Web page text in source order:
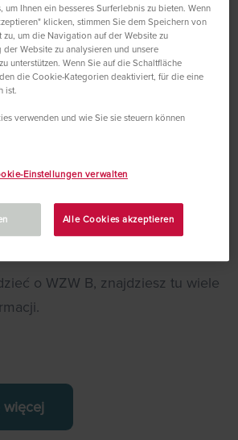
o WZW B, znajdziesz tu wiele
więcej
Ihnen ein besseres Surferlebnis zu bieten. Wenn
klicken, stimmen Sie dem Speichern von
zu, um die Navigation auf der Website zu
Website zu analysieren und unsere
unterstützen. Wenn Sie auf die Schaltfläche
die Cookie-Kategorien deaktiviert, für die eine
ist.
verwenden und wie Sie sie steuern können
Einstellungen verwalten
Alle Cookies akzeptieren